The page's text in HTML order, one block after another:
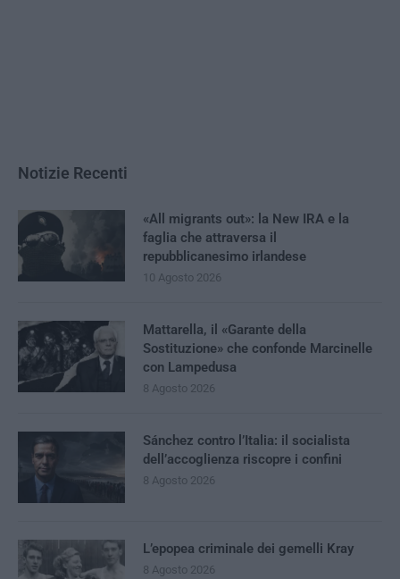
Notizie Recenti
«All migrants out»: la New IRA e la
faglia che attraversa il
repubblicanesimo irlandese
10 Agosto 2026
Mattarella, il «Garante della
Sostituzione» che confonde Marcinelle
con Lampedusa
8 Agosto 2026
Sánchez contro l’Italia: il socialista
dell’accoglienza riscopre i confini
8 Agosto 2026
L’epopea criminale dei gemelli Kray
8 Agosto 2026